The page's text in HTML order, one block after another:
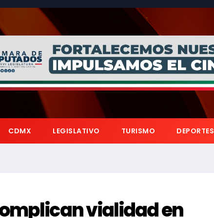
CDMX LEGISLATIVO TURISMO DEPORTES
vialidad en